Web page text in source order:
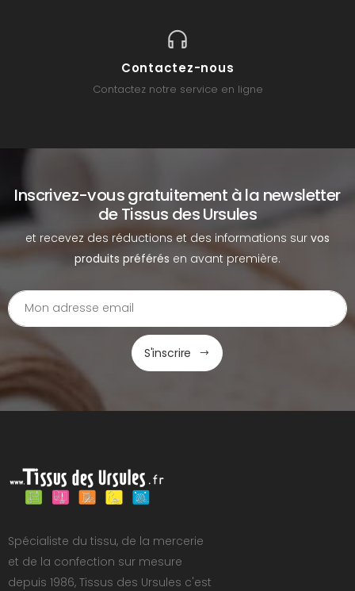
Contactez-nous
Contactez notre service en ligne
Inscrivez-vous gratuitement à la newsletter
de Tissus des Ursules
et recevez des réductions et des informations sur vos
produits préférés en avant première.
S'inscrire
Spécialiste du tissu, de la mercerie
et de la confection sur mesure
depuis 1986, Tissus des Ursules c'est